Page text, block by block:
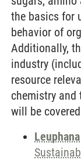
the basics for
behavior of
Additionally,
industry
resource
chemistry
will be